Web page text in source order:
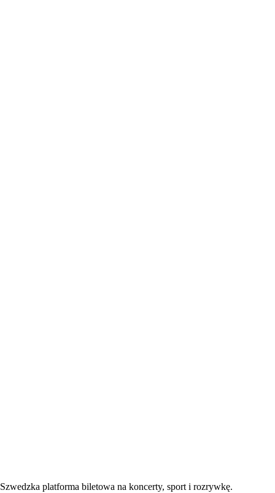
Szwedzka platforma biletowa na koncerty, sport i rozrywkę.